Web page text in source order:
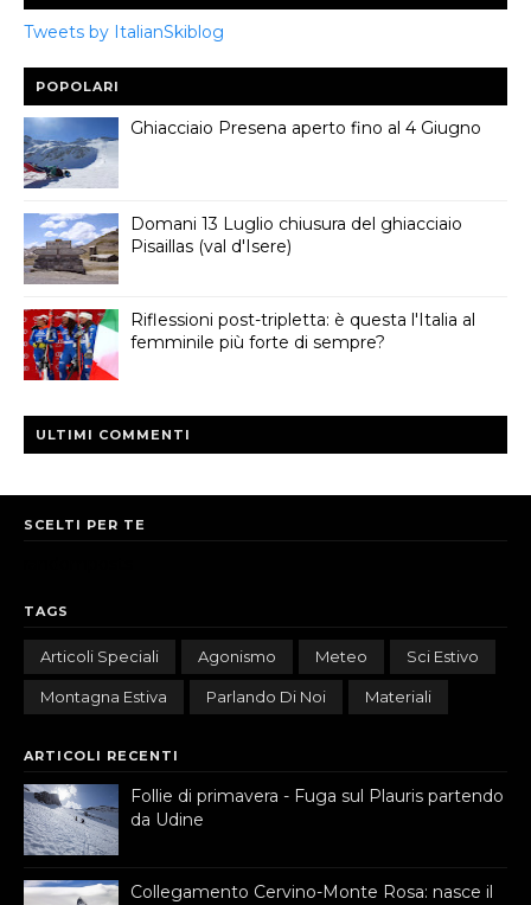
Tweets by ItalianSkiblog
POPOLARI
Ghiacciaio Presena aperto fino al 4 Giugno
Domani 13 Luglio chiusura del ghiacciaio
Pisaillas (val d'Isere)
Riflessioni post-tripletta: è questa l'Italia al
femminile più forte di sempre?
ULTIMI COMMENTI
SCELTI PER TE
TAGS
Articoli Speciali Agonismo Meteo Sci Estivo
Montagna Estiva Parlando Di Noi Materiali
ARTICOLI RECENTI
Follie di primavera - Fuga sul Plauris partendo
da Udine
Collegamento Cervino-Monte Rosa: nasce il